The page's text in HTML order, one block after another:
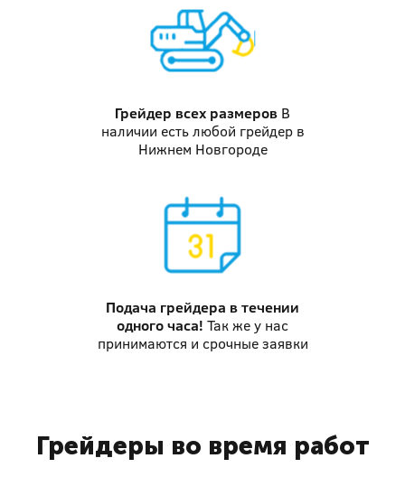
Грейдер всех размеров В
наличии есть любой грейдер в
Нижнем Новгороде
Подача грейдера в течении
одного часа! Так же у нас
принимаются и срочные заявки
Грейдеры во время работ